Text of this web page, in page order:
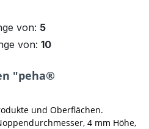
von: 5
von: 10
"peha®
und Oberflächen.
4 mm Höhe,